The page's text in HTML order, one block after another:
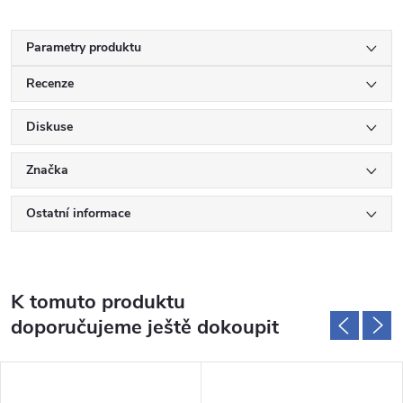
Parametry produktu
Recenze
Diskuse
Značka
Ostatní informace
K tomuto produktu
doporučujeme ještě dokoupit